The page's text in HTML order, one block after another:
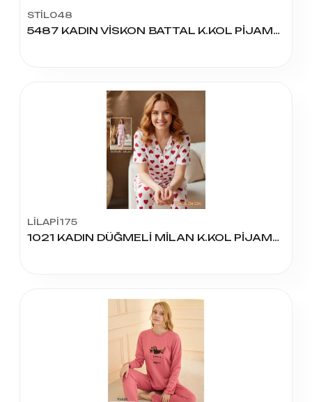
STİL048
5487 KADIN VİSKON BATTAL K.KOL PİJAMA TAKIM
LİLAPİ175
1021 KADIN DÜĞMELİ MİLAN K.KOL PİJAMA TAKIM